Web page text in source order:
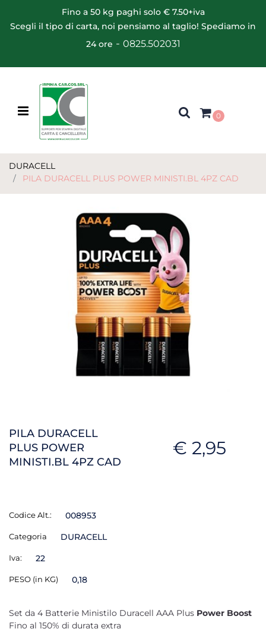
Fino a 50 kg paghi solo € 7.50+iva
Scegli il tipo di carta, noi pensiamo al taglio! Spediamo in
24 ore - 0825.502031
Open menu
0
DURACELL
PILA DURACELL PLUS POWER MINISTI.BL 4PZ CAD
PILA DURACELL
PLUS POWER
MINISTI.BL 4PZ CAD
€ 2,95
Codice Alt.: 008953
Categoria DURACELL
Iva: 22
PESO (in KG) 0,18
Set da 4 Batterie Ministilo Duracell AAA Plus Power Boost
Fino al 150% di durata extra